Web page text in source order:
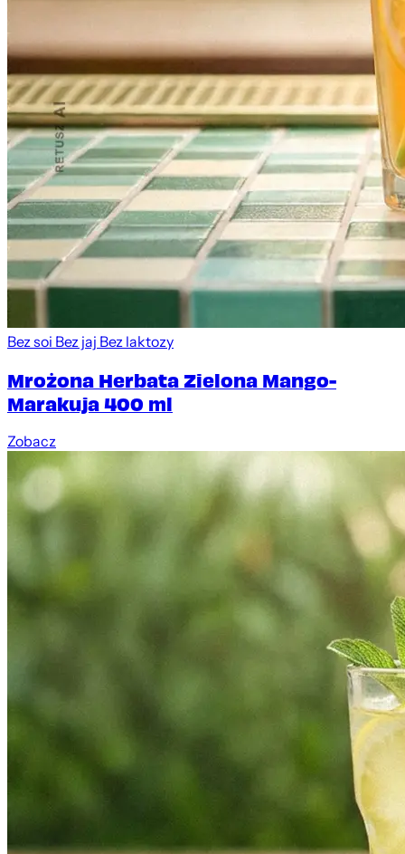
Bez soi Bez jaj Bez laktozy
Mrożona Herbata Zielona Mango-
Marakuja 400 ml
Zobacz